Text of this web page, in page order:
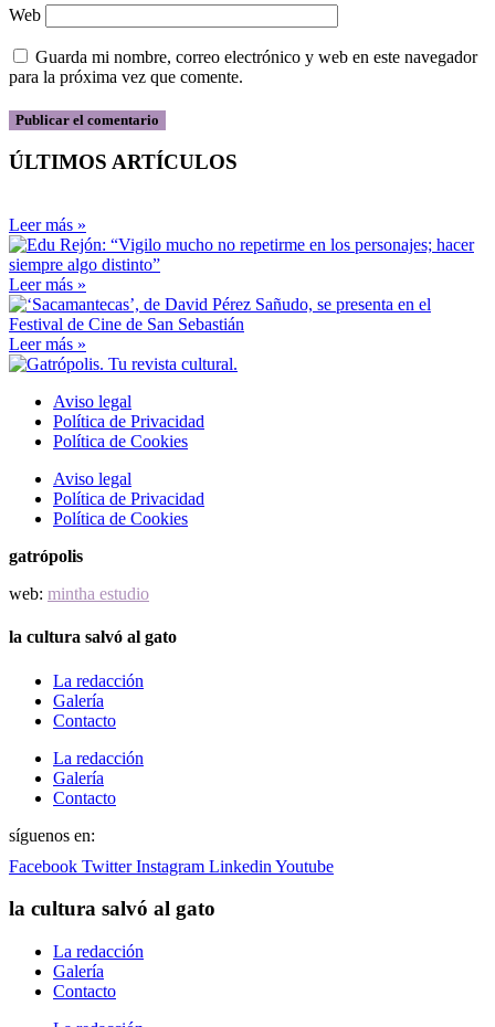
Web
Guarda mi nombre, correo electrónico y web en este navegador
para la próxima vez que comente.
ÚLTIMOS ARTÍCULOS
Leer más »
Leer más »
Leer más »
Aviso legal
Política de Privacidad
Política de Cookies
Aviso legal
Política de Privacidad
Política de Cookies
gatrópolis
web: mintha estudio
la cultura salvó al gato
La redacción
Galería
Contacto
La redacción
Galería
Contacto
síguenos en:
Facebook Twitter Instagram Linkedin Youtube
la cultura salvó al gato
La redacción
Galería
Contacto